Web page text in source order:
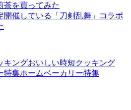
茶を買ってみた
開催している「刀剣乱舞」コラボ
おいしい時短クッキング
ホームベーカリー特集